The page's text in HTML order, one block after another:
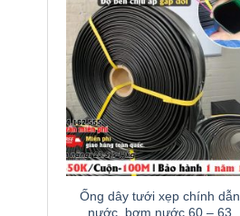
Ống dây tưới xẹp chính dẫn
nước, bơm nước 60 – 63